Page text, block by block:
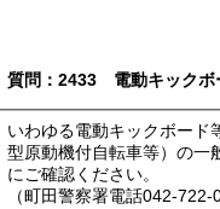
質問：2433 電動キックボ
いわゆる電動キックボード
型原動機付自転車等）の一
にご確認ください。
（町田警察署電話042-